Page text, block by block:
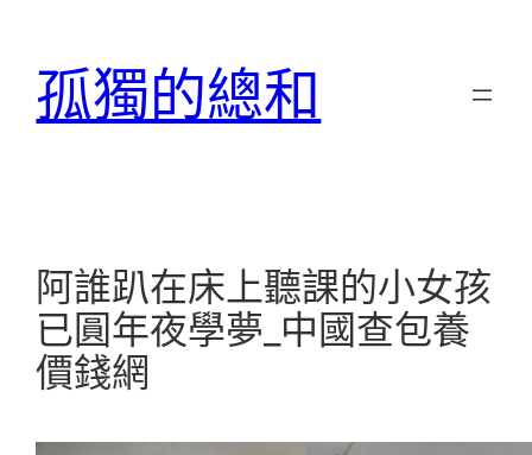
孤獨的總和
阿誰趴在床上聽課的小女孩
已圓年夜學夢_中國查包養
價錢網